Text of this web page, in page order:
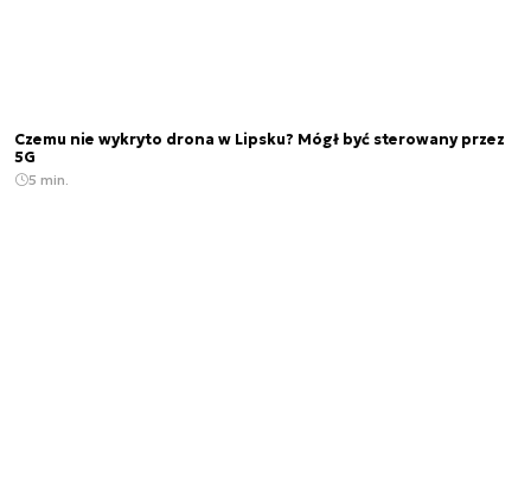
Czemu nie wykryto drona w Lipsku? Mógł być sterowany przez
5G
5 min.